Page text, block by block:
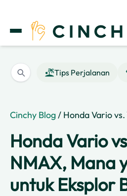
Tips Perjalanan
Cinchy Blog/ Honda Vario vs. Yamaha
Honda Vario
NMAX, Mana
untuk Eksplor